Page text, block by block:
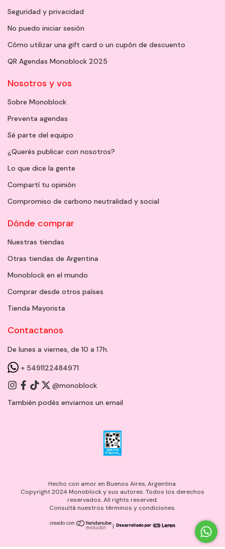
Seguridad y privacidad
No puedo iniciar sesión
Cómo utilizar una gift card o un cupón de descuento
QR Agendas Monoblock 2025
Nosotros y vos
Sobre Monoblock
Preventa agendas
Sé parte del equipo
¿Querés publicar con nosotros?
Lo que dice la gente
Compartí tu opinión
Compromiso de carbono neutralidad y social
Dónde comprar
Nuestras tiendas
Otras tiendas de Argentina
Monoblock en el mundo
Comprar desde otros países
Tienda Mayorista
Contactanos
De lunes a viernes, de 10 a 17h.
+ 5491122484971
@monoblock
También podés enviarnos un email
Hecho con amor en Buenos Aires, Argentina.
Copyright 2024 Monoblock y sus autores. Todos los derechos
reservados. All rights reserved.
Consultá nuestros términos y condiciones.
|